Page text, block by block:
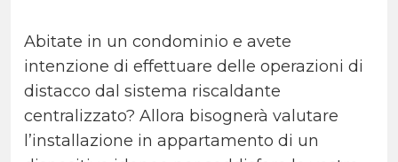
Abitate in un condominio e avete
intenzione di effettuare delle operazioni di
distacco dal sistema riscaldante
centralizzato? Allora bisognerà valutare
l’installazione in appartamento di un